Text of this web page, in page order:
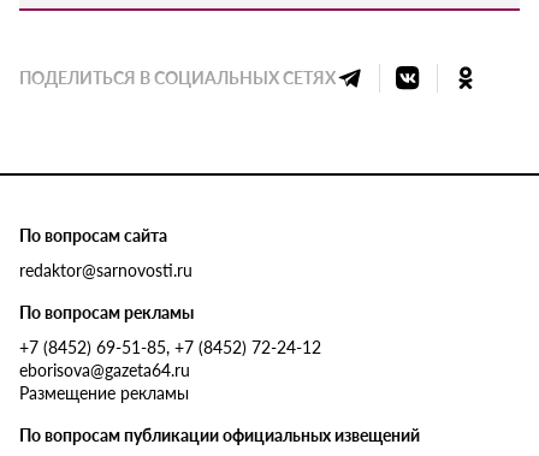
ПОДЕЛИТЬСЯ В СОЦИАЛЬНЫХ СЕТЯХ
По вопросам сайта
redaktor@sarnovosti.ru
По вопросам рекламы
+7 (8452) 69-51-85, +7 (8452) 72-24-12
eborisova@gazeta64.ru
Размещение рекламы
По вопросам публикации официальных извещений